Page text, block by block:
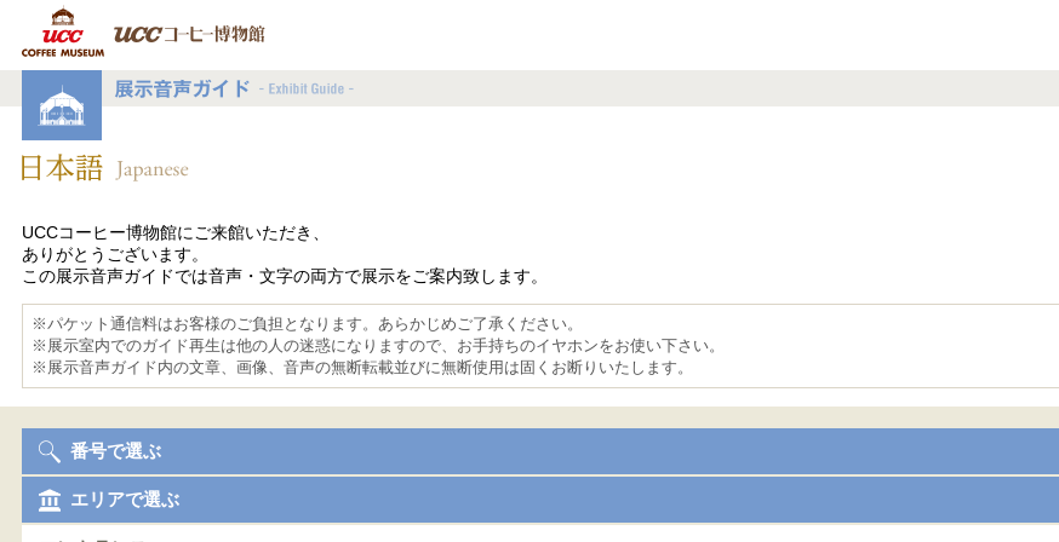
UCCコーヒー博物館にご来館いただき、
ありがとうございます。
この展示音声ガイドでは音声・文字の両方で展示をご案内致します。
※パケット通信料はお客様のご負担となります。あらかじめご了承ください。
※展示室内でのガイド再生は他の人の迷惑になりますので、お手持ちのイヤホンをお使い下さい。
※展示音声ガイド内の文章、画像、音声の無断転載並びに無断使用は固くお断りいたします。
番号で選ぶ
エリアで選ぶ